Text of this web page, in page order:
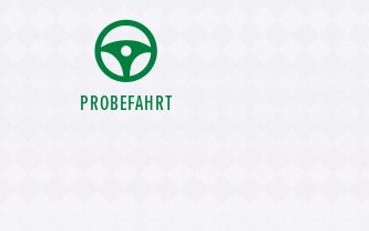
PROBEFAHRT